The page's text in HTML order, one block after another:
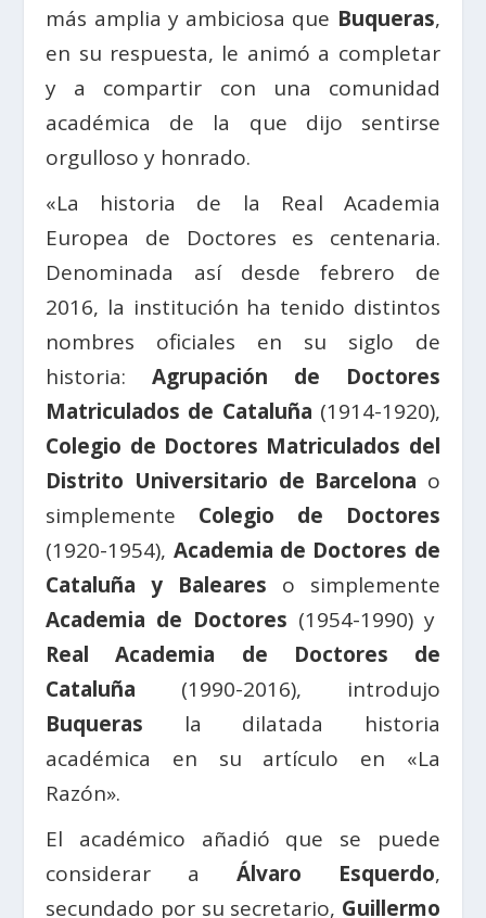
más amplia y ambiciosa que Buqueras,
en su respuesta, le animó a completar
y a compartir con una comunidad
académica de la que dijo sentirse
orgulloso y honrado.
«La historia de la Real Academia
Europea de Doctores es centenaria.
Denominada así desde febrero de
2016, la institución ha tenido distintos
nombres oficiales en su siglo de
historia:Agrupación de Doctores
Matriculados de Cataluña (1914-1920),
Colegio de Doctores Matriculados del
Distrito Universitario de Barcelona o
simplemente Colegio de Doctores
(1920-1954), Academia de Doctores de
Cataluña y Baleares o simplemente
Academia de Doctores (1954-1990) y
Real Academia de Doctores de
Cataluña (1990-2016), introdujo
Buqueras la dilatada historia
académica en su artículo en «La
Razón».
El académico añadió que se puede
considerar a Álvaro Esquerdo,
secundado por su secretario, Guillermo